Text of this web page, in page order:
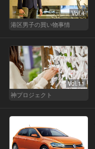
Vol.4
港区男子の買い物事情
Vol.11
神プロジェクト